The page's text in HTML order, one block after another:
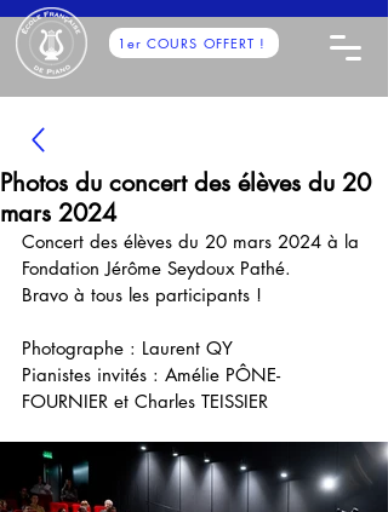
1er COURS OFFERT !
Photos du concert des élèves du 20
mars 2024
Concert des élèves du 20 mars 2024 à la
Fondation Jérôme Seydoux Pathé.
Bravo à tous les participants !
Photographe : Laurent QY
Pianistes invités : Amélie PÔNE-
FOURNIER et Charles TEISSIER